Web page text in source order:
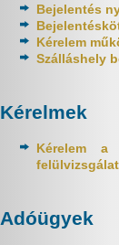
Bejelentés
Kérelem
Szálláshely
Kérelmek
Kérelem a
Adóügyek